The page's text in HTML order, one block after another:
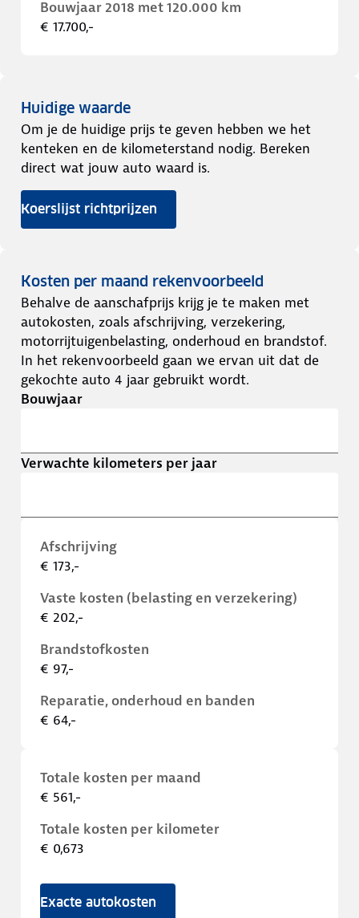
Bouwjaar 2018 met 120.000 km
€ 17.700,-
Huidige waarde
Om je de huidige prijs te geven hebben we het
kenteken en de kilometerstand nodig. Bereken
direct wat jouw auto waard is.
Koerslijst richtprijzen
Kosten per maand rekenvoorbeeld
Behalve de aanschafprijs krijg je te maken met
autokosten, zoals afschrijving, verzekering,
motorrijtuigenbelasting, onderhoud en brandstof.
In het rekenvoorbeeld gaan we ervan uit dat de
gekochte auto 4 jaar gebruikt wordt.
Bouwjaar
Verwachte kilometers per jaar
Afschrijving
€ 173,-
Vaste kosten (belasting en verzekering)
€ 202,-
Brandstofkosten
€ 97,-
Reparatie, onderhoud en banden
€ 64,-
Totale kosten per maand
€ 561,-
Totale kosten per kilometer
€ 0,673
Exacte autokosten